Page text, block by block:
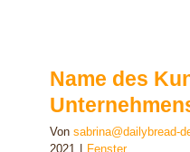
Name des
Von sabrina@dailybread-
2021 | Fenster